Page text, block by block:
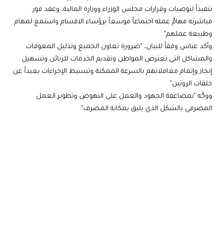
تنفيذاً لتوصيات وقرارات مجلس الوزراء ووزارة المالية، وعقد فور
مباشرته مهامَّ عمله اجتماعاً موسعاً برؤساء الاقسام واستمع لمهام
وطبيعة عملهم".
وأكد عباس وفقاً للبيان، "ضرورة تعاون الجميع وتذليل المعوقات
والمشاكل التي تعترض المواطن وتقديم الخدمات للزبائن وتسهيل
إنجاز وإتمام معاملاتهم بالسرعة الممكنة وتبسيط الإجراءات بعيداً عن
حلقات الروتين".
ووجَّه "بمضاعفة الجهود والعمل على النهوض وتطوير العمل
المصرفي بالشكل الذي يليق بمكانة المصرف".